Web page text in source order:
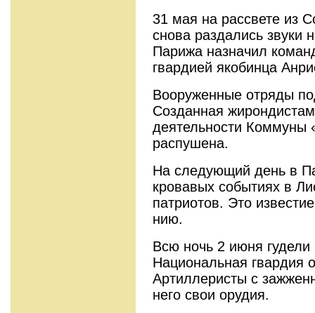
31 мая на рассвете из
снова разда­лись звуки
Парижа назначил
гвардией якобинца
Вооруженные отряды
Созданная
деятель­ности Коммуны
распушена.
На следующий день в
кровавых событиях в
патриотов. Это
нию.
Всю ночь 2 июня
Национальная гвардия
Артиллеристы с
него свои орудия.